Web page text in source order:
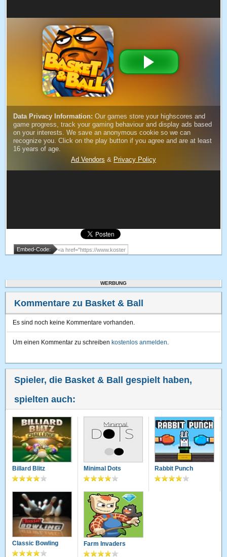
Embed-Code:
WERBUNG
Kommentare zu Basket & Ball
Es sind noch keine Kommentare vorhanden.
Um einen Kommentar zu schreiben kostenlos anmelden.
Spieler, die Basket & Ball gespielt haben,
spielten auch:
Billard Blitz Minimal Dots Rabbit Punch
Classic Bowling Farm Invaders